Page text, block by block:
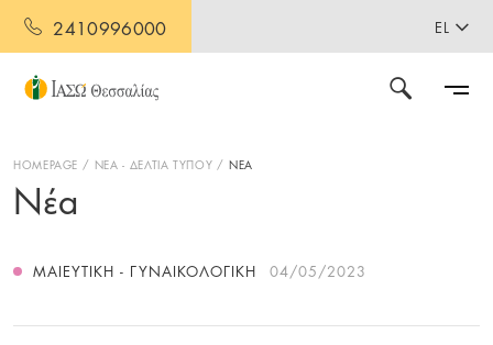
2410996000 EL
HOMEPAGE ΝΕΑ - ΔΕΛΤΙΑ ΤΥΠΟΥ ΝΕΑ
Νέα
ΜΑΙΕΥΤΙΚΉ - ΓΥΝΑΙΚΟΛΟΓΙΚΉ 04/05/2023